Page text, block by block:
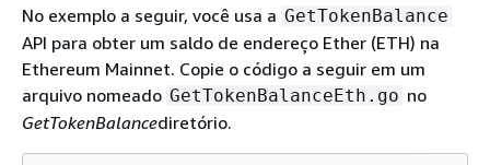
No exemplo a seguir, você usa a GetTokenBalance
API para obter um saldo de endereço Ether (ETH) na
Ethereum Mainnet. Copie o código a seguir em um
arquivo nomeado GetTokenBalanceEth.go no
GetTokenBalancediretório.